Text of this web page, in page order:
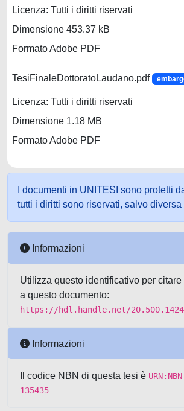
Licenza: Tutti i diritti riservati
Dimensione 453.37 kB
Formato Adobe PDF
TesiFinaleDottoratoLaudano.pdf
Licenza: Tutti i diritti riservati
Dimensione 1.18 MB
Formato Adobe PDF
I documenti in UNITESI sono protetti
tutti i diritti sono riservati, salvo
Informazioni
Utilizza questo identificativo per
a questo documento:
https://hdl.handle.net/
Informazioni
Il codice NBN di questa tesi è
135435